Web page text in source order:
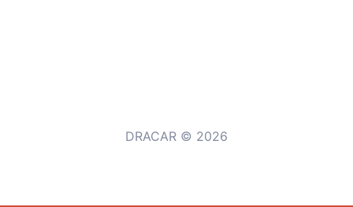
DRACAR © 2026